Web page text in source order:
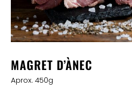
MAGRET D’ÀNEC
Aprox. 450g